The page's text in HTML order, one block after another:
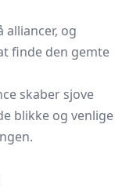
alliancer, og
finde den gemte
skaber sjove
blikke og venlige